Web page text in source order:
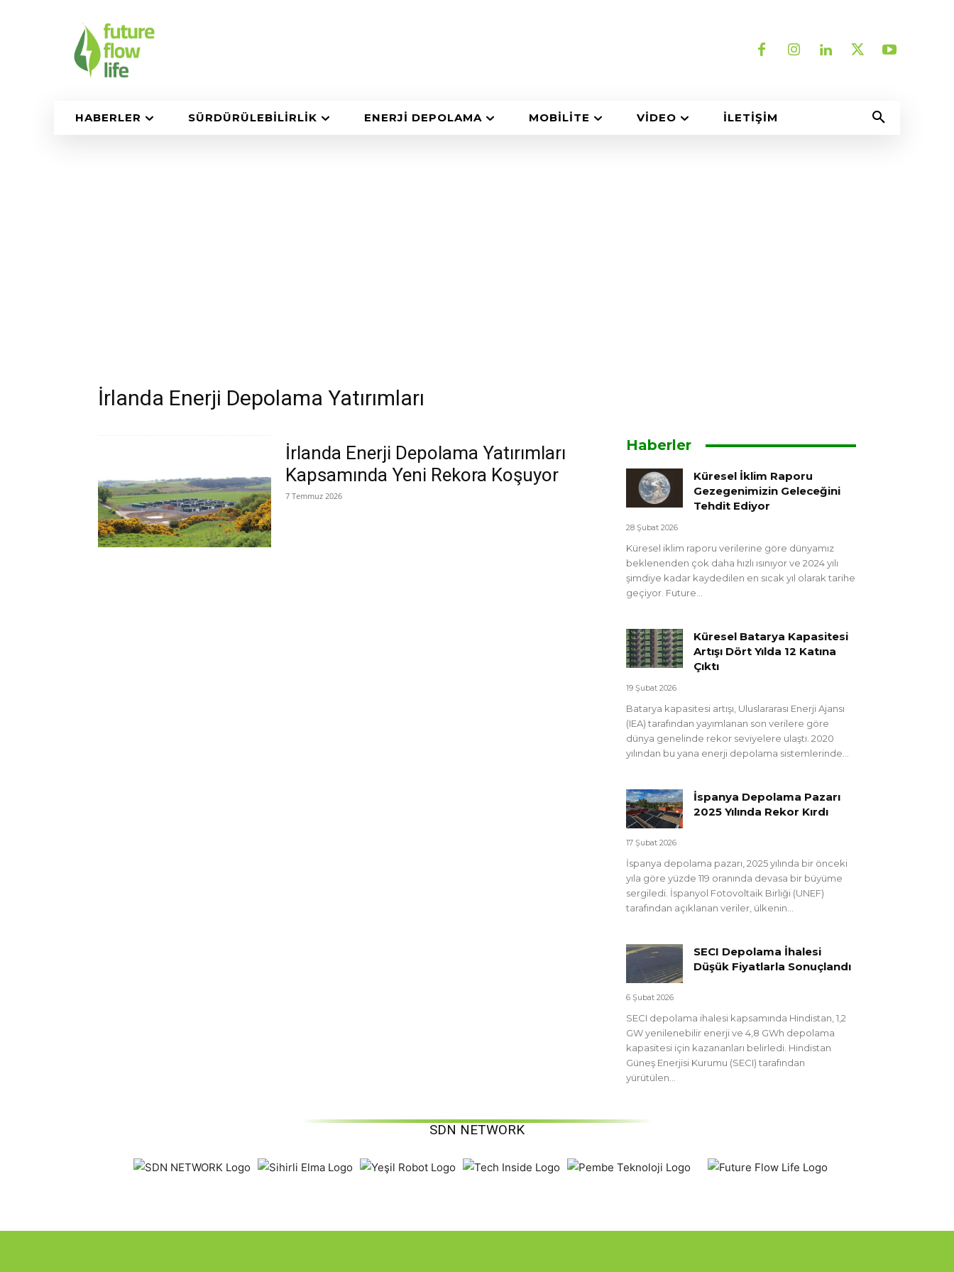
HABERLER SÜRDÜRÜLEBILIRLIK ENERJI DEPOLAMA MOBILITE VIDEO İLETIŞIM
İrlanda Enerji Depolama Yatırımları
İrlanda Enerji Depolama Yatırımları
Kapsamında Yeni Rekora Koşuyor
7 Temmuz 2026
Haberler
Küresel İklim Raporu
Gezegenimizin Geleceğini
Tehdit Ediyor
28 Şubat 2026
Küresel iklim raporu verilerine göre dünyamız
beklenenden çok daha hızlı ısınıyor ve 2024 yılı
şimdiye kadar kaydedilen en sıcak yıl olarak tarihe
geçiyor. Future...
Küresel Batarya Kapasitesi
Artışı Dört Yılda 12 Katına
Çıktı
19 Şubat 2026
Batarya kapasitesi artışı, Uluslararası Enerji Ajansı
(IEA) tarafından yayımlanan son verilere göre
dünya genelinde rekor seviyelere ulaştı. 2020
yılından bu yana enerji depolama sistemlerinde...
İspanya Depolama Pazarı
2025 Yılında Rekor Kırdı
17 Şubat 2026
İspanya depolama pazarı, 2025 yılında bir önceki
yıla göre yüzde 119 oranında devasa bir büyüme
sergiledi. İspanyol Fotovoltaik Birliği (UNEF)
tarafından açıklanan veriler, ülkenin...
SECI Depolama İhalesi
Düşük Fiyatlarla Sonuçlandı
6 Şubat 2026
SECI depolama ihalesi kapsamında Hindistan, 1,2
GW yenilenebilir enerji ve 4,8 GWh depolama
kapasitesi için kazananları belirledi. Hindistan
Güneş Enerjisi Kurumu (SECI) tarafından
yürütülen...
SDN NETWORK